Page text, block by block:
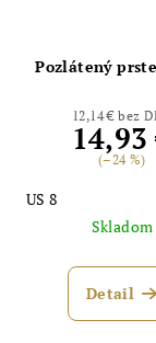
Pozlátený
12,14 € bez
14,93
(–24 %)
US 8
Skladom
Detail